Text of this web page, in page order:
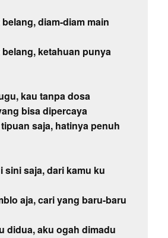
diam-diam main
ketahuan punya
kau tanpa dosa
bisa dipercaya
saja, hatinya penuh
sini saja, dari kamu ku
aja, cari yang baru-baru
didua, aku ogah dimadu